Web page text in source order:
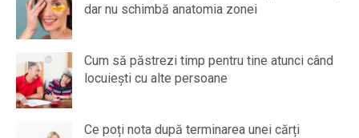
dar nu schimbă anatomia zonei
Cum să păstrezi timp pentru tine atunci când
locuiești cu alte persoane
Ce poți nota după terminarea unei cărți